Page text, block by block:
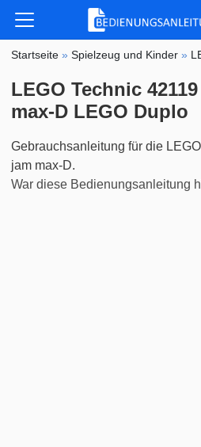
Startseite »Spielzeug und Kinder »
LEGO Technic
max-D LEGO Duplo
Gebrauchsanleitung für die
jam max-D.
War diese Bedienungsanleitung